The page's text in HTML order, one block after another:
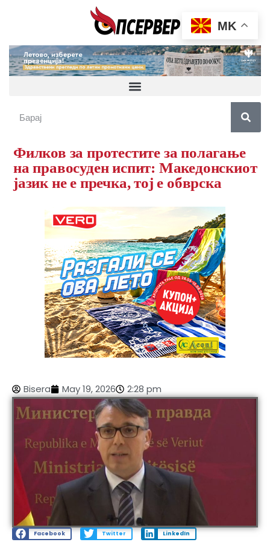
Филков за протестите за полагање
на правосуден испит: Македонскиот
јазик не е пречка, тој е обврска
Bisera May 19, 2026 2:28 pm
Facebook Twitter LinkedIn
MK